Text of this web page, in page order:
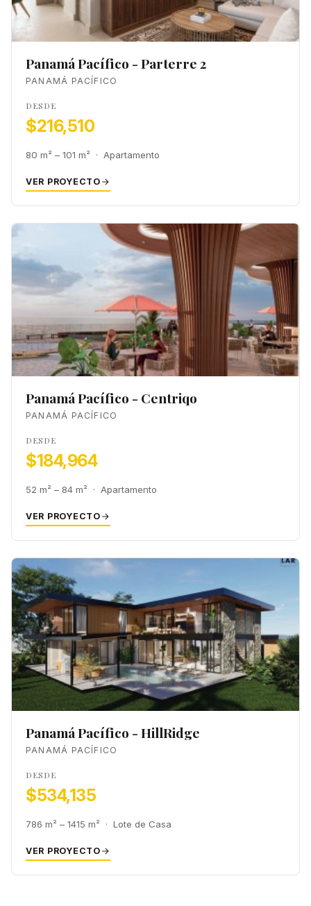
Panamá Pacífico - Parterre 2
PANAMÁ PACÍFICO
DESDE
$216,510
80 m² – 101 m² · Apartamento
VER PROYECTO
Panamá Pacífico - Centriqo
PANAMÁ PACÍFICO
DESDE
$184,964
52 m² – 84 m² · Apartamento
VER PROYECTO
Panamá Pacífico - HillRidge
PANAMÁ PACÍFICO
DESDE
$534,135
786 m² – 1415 m² · Lote de Casa
VER PROYECTO